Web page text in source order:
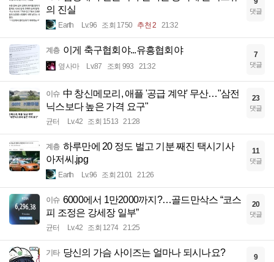
의 진실
Earth Lv.96 조회 1750 추천 2 21:32
댓글
계층 이게 축구협회야...유흥협회야
옆사마 Lv.87 조회 993 21:32
7
댓글
이슈 中 창신메모리, 애플 '공급 계약' 무산…"삼전
닉스보다 높은 가격 요구"
균터 Lv.42 조회 1513 21:28
23
댓글
계층 하루만에 20 정도 벌고 기분 째진 택시기사
아저씨.jpg
Earth Lv.96 조회 2101 21:26
11
댓글
이슈 6000에서 1만2000까지?…골드만삭스 “코스
피 조정은 강세장 일부”
균터 Lv.42 조회 1274 21:25
20
댓글
기타 당신의 가슴 사이즈는 얼마나 되시나요? 9